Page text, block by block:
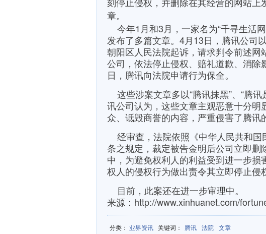
章。
今年1月和3月，一家名为“千寻生活
发布了多篇文章。4月13日，腾讯公司
朝阳区人民法院起诉，请求判令前述
公司，依法停止侵权、赔礼道歉、消
日，腾讯向法院申请行为保全。
这些涉案文章多以“腾讯抹黑”、“腾
讯公司认为，这些文章主观恶意十分
众、诋毁商誉的内容，严重侵害了腾讯
经审查，法院依照《中华人民共和国
条之规定，裁定被告金明后公司立即
中，为避免权利人的利益受到进一步
权人的侵权行为做出责令其立即停止侵
目前，此案还在进一步审理中。
来源：http://www.xinhuanet.com/
分类 ： 业界资讯 关键词 ： 腾讯 法院 文章